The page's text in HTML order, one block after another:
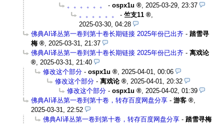
。。。。。。
- ospx1u
2025-03-29, 23:37
。。。。。。
- 竺支11
2025-03-30, 04:28
佛典AI译丛第一卷到第十卷长期链接 2025年份已出齐 - 踏雪寻
梅
2025-03-31, 21:37
佛典AI译丛第一卷到第十卷长期链接 2025年份已出齐 - 离戏论
2025-03-31, 21:40
修改这个部分 - ospx1u
2025-04-01, 00:06
修改这个部分 - 离戏论
2025-04-01, 20:32
修改这个部分 - ospx1u
2025-04-02, 01:39
佛典AI译丛第一卷到第十卷，转存百度网盘分享 - 游客
2025-03-31, 22:52
佛典AI译丛第一卷到第十卷，转存百度网盘分享 - 踏雪寻梅